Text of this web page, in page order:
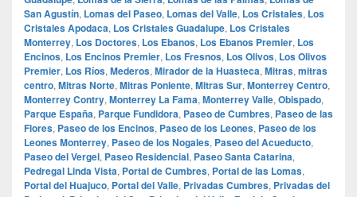
San Agustín, Lomas del Paseo, Lomas del Valle, Los Cristales, Los
Cristales Apodaca, Los Cristales Guadalupe, Los Cristales
Monterrey, Los Doctores, Los Ebanos, Los Ebanos Premier, Los
Encinos, Los Encinos Premier, Los Fresnos, Los Olivos, Los Olivos
Premier, Los Ríos, Mederos, Mirador de la Huasteca, Mitras, mitras
centro, Mitras Norte, Mitras Poniente, Mitras Sur, Monterrey Centro,
Monterrey Contry, Monterrey La Fama, Monterrey Valle, Obispado,
Parque España, Parque Fundidora, Paseo de Cumbres, Paseo de las
Flores, Paseo de los Encinos, Paseo de los Leones, Paseo de los
Leones Monterrey, Paseo de los Nogales, Paseo del Acueducto,
Paseo del Vergel, Paseo Residencial, Paseo Santa Catarina,
Pedregal Linda Vista, Portal de Cumbres, Portal de las Lomas,
Portal del Huajuco, Portal del Valle, Privadas Cumbres, Privadas del